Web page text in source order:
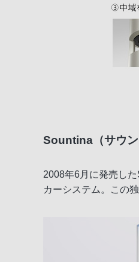
Sountina（サウ
2008年6月に発売し
カーシステム。この